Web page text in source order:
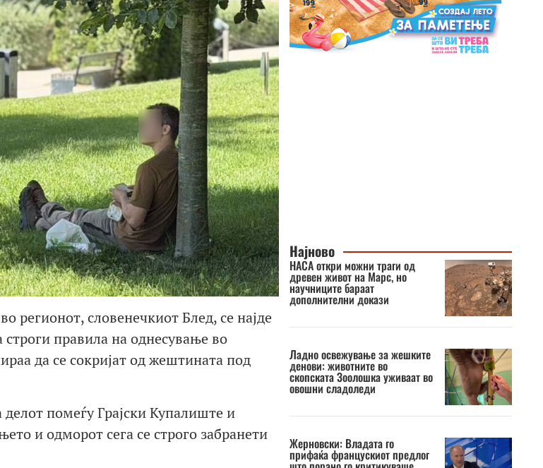
регионот, словенечкиот Блед, се најде
правила на однесување во
да се сокријат од жештината под
помеѓу Грајски Купалиште и
и одморот сега се строго забранети
Најново
НАСА откри можни траги од
древен живот на Марс, но
научниците бараат
дополнителни докази
Ладно освежување за жешките
денови: животните во
скопската Зоолошка уживаат во
овошни сладоледи
Жерновски: Владата го
прифаќа францускиот предлог